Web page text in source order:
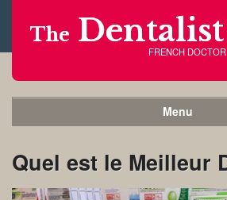
The Dentalist
FRENCH DOCTOR
Menu
Quel est le Meilleur